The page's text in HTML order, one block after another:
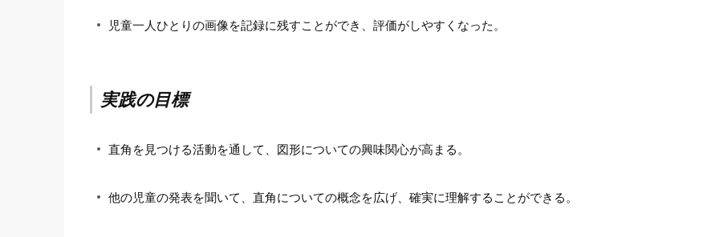
児童一人ひとりの画像を記録に残すことができ、評価がしやすくなった。
実践の目標
直角を見つける活動を通して、図形についての興味関心が高まる。
他の児童の発表を聞いて、直角についての概念を広げ、確実に理解することができる。